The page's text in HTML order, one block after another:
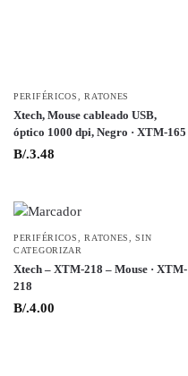
PERIFÉRICOS ,RATONES
Xtech, Mouse cableado USB,
óptico 1000 dpi, Negro · XTM-165
B/.3.48
PERIFÉRICOS ,RATONES ,SIN
CATEGORIZAR
Xtech – XTM-218 – Mouse · XTM-
218
B/.4.00